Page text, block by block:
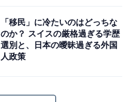
「移民」に冷たいのはどっちな
のか？ スイスの厳格過ぎる学歴
選別と、日本の曖昧過ぎる外国
人政策